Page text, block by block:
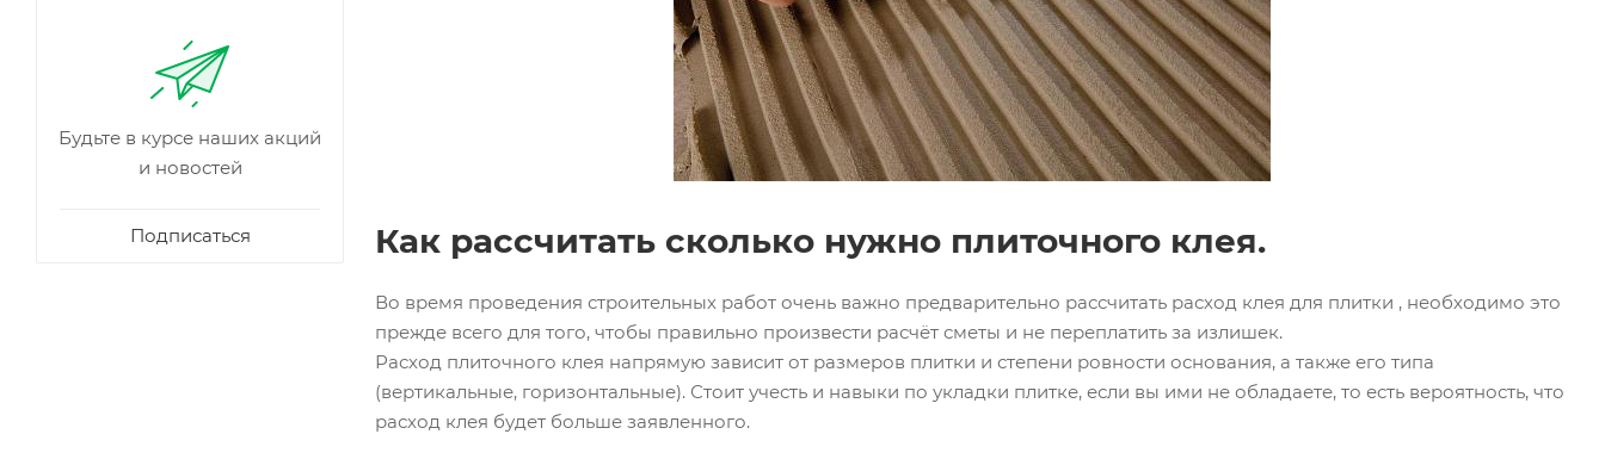
Как рассчитать сколько нужно плиточного клея.
Во время проведения строительных работ очень важно предварительно рассчитать расход клея для плитки , необходимо это
прежде всего для того, чтобы правильно произвести расчёт сметы и не переплатить за излишек.
Расход плиточного клея напрямую зависит от размеров плитки и степени ровности основания, а также его типа
(вертикальные, горизонтальные). Стоит учесть и навыки по укладки плитке, если вы ими не обладаете, то есть вероятность, что
расход клея будет больше заявленного.
Будьте в курсе наших акций
и новостей
Подписаться